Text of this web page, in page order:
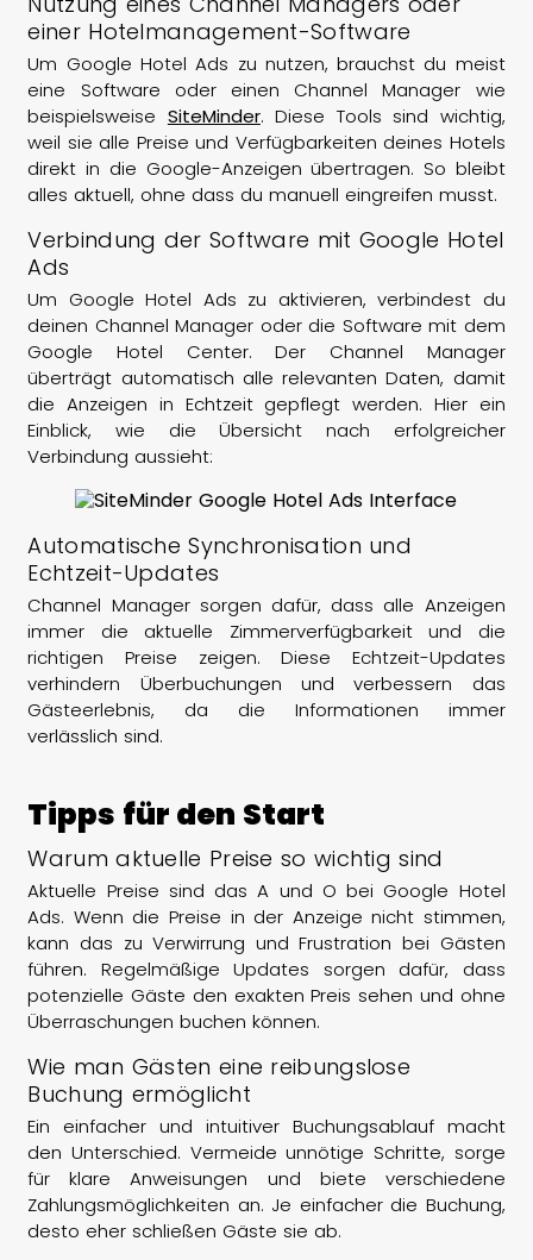
einer Hotelmanagement-Software
Um Google Hotel Ads zu nutzen, brauchst du meist
eine Software oder einen Channel Manager wie
beispielsweise SiteMinder. Diese Tools sind wichtig,
weil sie alle Preise und Verfügbarkeiten deines Hotels
direkt in die Google-Anzeigen übertragen. So bleibt
alles aktuell, ohne dass du manuell eingreifen musst.
Verbindung der Software mit Google Hotel
Ads
Um Google Hotel Ads zu aktivieren, verbindest du
deinen Channel Manager oder die Software mit dem
Google Hotel Center. Der Channel Manager
überträgt automatisch alle relevanten Daten, damit
die Anzeigen in Echtzeit gepflegt werden. Hier ein
Einblick, wie die Übersicht nach erfolgreicher
Verbindung aussieht:
Automatische Synchronisation und
Echtzeit-Updates
Channel Manager sorgen dafür, dass alle Anzeigen
immer die aktuelle Zimmerverfügbarkeit und die
richtigen Preise zeigen. Diese Echtzeit-Updates
verhindern Überbuchungen und verbessern das
Gästeerlebnis, da die Informationen immer
verlässlich sind.
Tipps für den Start
Warum aktuelle Preise so wichtig sind
Aktuelle Preise sind das A und O bei Google Hotel
Ads. Wenn die Preise in der Anzeige nicht stimmen,
kann das zu Verwirrung und Frustration bei Gästen
führen. Regelmäßige Updates sorgen dafür, dass
potenzielle Gäste den exakten Preis sehen und ohne
Überraschungen buchen können.
Wie man Gästen eine reibungslose
Buchung ermöglicht
Ein einfacher und intuitiver Buchungsablauf macht
den Unterschied. Vermeide unnötige Schritte, sorge
für klare Anweisungen und biete verschiedene
Zahlungsmöglichkeiten an. Je einfacher die Buchung,
desto eher schließen Gäste sie ab.